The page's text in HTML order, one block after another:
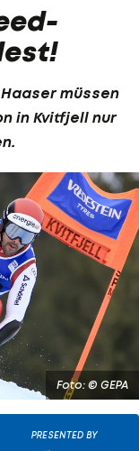
müssen
in Kvitfjell nur
Foto: © GEPA
PRESENTED BY